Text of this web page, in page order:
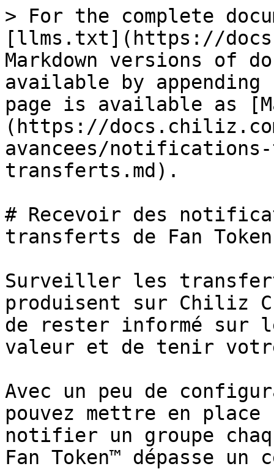
> For the complete
[llms.txt](https://
Markdown versions of
available by
page is available as
(https://
avancees/
transferts.md).
# Recevoir des
transferts de Fan
Surveiller les
produisent sur Chiliz
de rester informé sur
valeur et de tenir votre
Avec un peu de
pouvez mettre en place
notifier un groupe
Fan Token™ dépasse